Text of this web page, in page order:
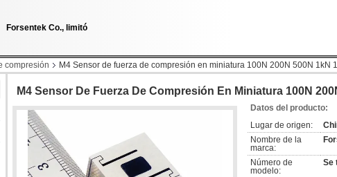
Forsentek Co., limitó
compresión M4 Sensor de fuerza de compresión en miniatura 100N 200N 500N 1kN
M4 Sensor De Fuerza De Compresión En Miniatura 100N
Datos del producto:
Lugar de origen:
Nombre de la
marca:
Número de
modelo:
Se